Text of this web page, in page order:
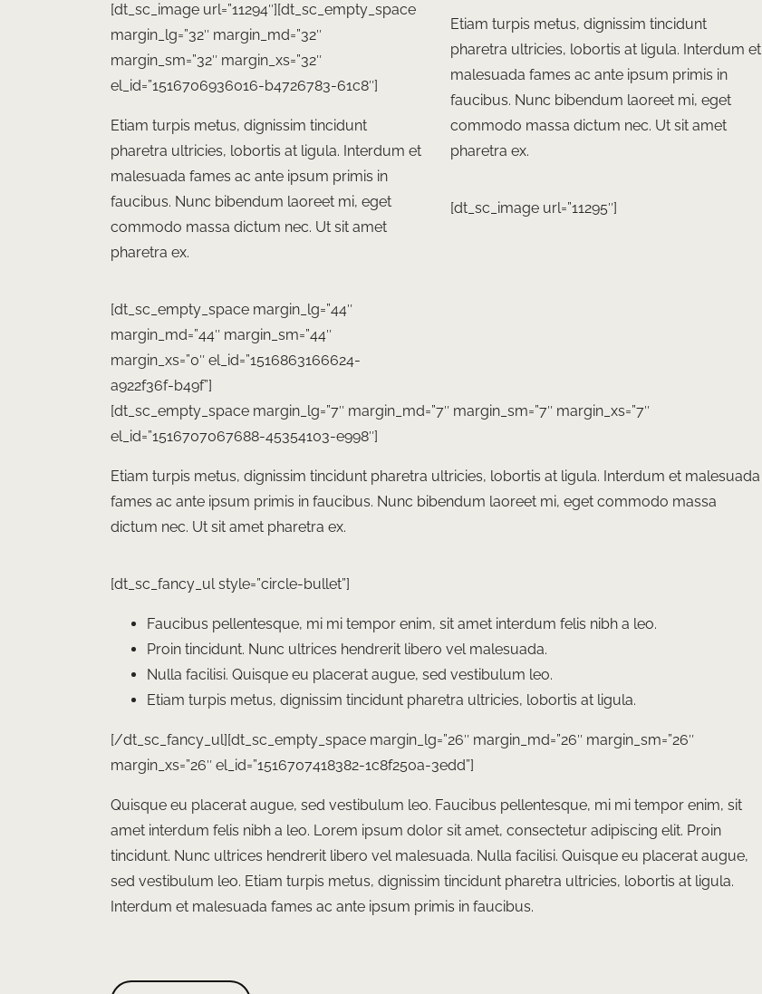
[dt_sc_image url=”11294″][dt_sc_empty_space
margin_lg=”32″ margin_md=”32″
margin_sm=”32″ margin_xs=”32″
el_id=”1516706936016-b4726783-61c8″]
Etiam turpis metus, dignissim tincidunt
pharetra ultricies, lobortis at ligula. Interdum et
malesuada fames ac ante ipsum primis in
faucibus. Nunc bibendum laoreet mi, eget
commodo massa dictum nec. Ut sit amet
pharetra ex.
[dt_sc_empty_space margin_lg=”44″
margin_md=”44″ margin_sm=”44″
margin_xs=”0″ el_id=”1516863166624-
a922f36f-b49f”]
Etiam turpis metus, dignissim tincidunt
pharetra ultricies, lobortis at ligula. Interdum et
malesuada fames ac ante ipsum primis in
faucibus. Nunc bibendum laoreet mi, eget
commodo massa dictum nec. Ut sit amet
pharetra ex.
[dt_sc_image url=”11295″]
[dt_sc_empty_space margin_lg=”7″ margin_md=”7″ margin_sm=”7″ margin_xs=”7″
el_id=”1516707067688-45354103-e998″]
Etiam turpis metus, dignissim tincidunt pharetra ultricies, lobortis at ligula. Interdum et malesuada
fames ac ante ipsum primis in faucibus. Nunc bibendum laoreet mi, eget commodo massa
dictum nec. Ut sit amet pharetra ex.
[dt_sc_fancy_ul style=”circle-bullet”]
Faucibus pellentesque, mi mi tempor enim, sit amet interdum felis nibh a leo.
Proin tincidunt. Nunc ultrices hendrerit libero vel malesuada.
Nulla facilisi. Quisque eu placerat augue, sed vestibulum leo.
Etiam turpis metus, dignissim tincidunt pharetra ultricies, lobortis at ligula.
[/dt_sc_fancy_ul][dt_sc_empty_space margin_lg=”26″ margin_md=”26″ margin_sm=”26″
margin_xs=”26″ el_id=”1516707418382-1c8f250a-3edd”]
Quisque eu placerat augue, sed vestibulum leo. Faucibus pellentesque, mi mi tempor enim, sit
amet interdum felis nibh a leo. Lorem ipsum dolor sit amet, consectetur adipiscing elit. Proin
tincidunt. Nunc ultrices hendrerit libero vel malesuada. Nulla facilisi. Quisque eu placerat augue,
sed vestibulum leo. Etiam turpis metus, dignissim tincidunt pharetra ultricies, lobortis at ligula.
Interdum et malesuada fames ac ante ipsum primis in faucibus.